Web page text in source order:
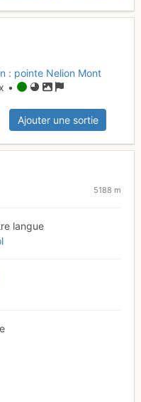
: pointe Nelion Mont
•
Ajouter une sortie
5188 m
langue